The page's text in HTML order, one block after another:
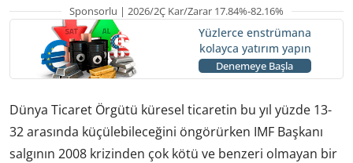
Sponsorlu | 2026/2Ç Kar/Zarar 17.84%-82.16%
Yüzlerce enstrümana
kolayca yatırım yapın
Denemeye Başla
Dünya Ticaret Örgütü küresel ticaretin bu yıl yüzde 13-
32 arasında küçülebileceğini öngörürken IMF Başkanı
salgının 2008 krizinden çok kötü ve benzeri olmayan bir